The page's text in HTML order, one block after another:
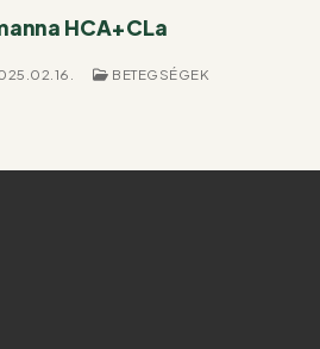
HCA+CLa
BETEGSÉGEK